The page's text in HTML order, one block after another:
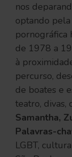
nos
optando
pornográfica
de 1978 a
à
percurso,
de boates e
teatro, divas,
Samantha,
Palavras-
LGBT,